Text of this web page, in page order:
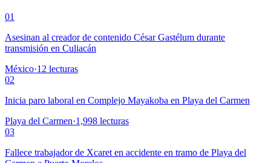
01
Asesinan al creador de contenido César Gastélum durante
transmisión en Culiacán
México·12 lecturas
02
Inicia paro laboral en Complejo Mayakoba en Playa del Carmen
Playa del Carmen·1,998 lecturas
03
Fallece trabajador de Xcaret en accidente en tramo de Playa del